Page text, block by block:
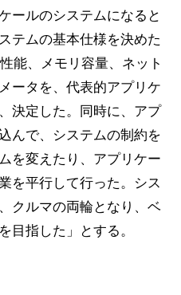
ールのシステムになると
テムの基本仕様を決めた
能、メモリ容量、ネット
ータを、代表的アプリケ
決定した。同時に、アプ
んで、システムの制約を
を変えたり、アプリケー
を平行して行った。シス
クルマの両輪となり、ベ
目指した」とする。